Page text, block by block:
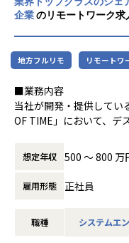
携したUIからのコード生
■エブリーについて
も」をパーパスに掲げ、
サービスを複数展開して
関係なく、さまざまな
て、パーソナライズ化さ
日々の生活における不
す。
エブリーの目指す世界
楽しめる土壌があります
特定プロダクトに限定せ
す。多様なステークホル
を広げると同時に、組織
があります。
■ポジションの魅力
ンバーが同じゴールを
◎組織・文化の「変革」
ンジニアが自律的に動
でありま
オペレー
様々なデ
転換する
企業のリモートワーク求
地方フルリモ リモートワ
■業務内容
当社が開発・提供してい
OF TIME」において、デ
ユーザー環境で動作し
デスクトップアプリケ
をご担当いただきます。
ご経験を活かしていた
ります。
想定年収 500 〜 800 万
雇用形態 正社員
職種 システムエ